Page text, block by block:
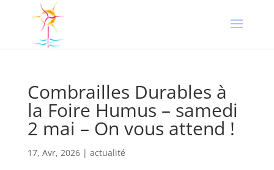
Combrailles Durables à
la Foire Humus – samedi
2 mai – On vous attend !
17, Avr, 2026| actualité